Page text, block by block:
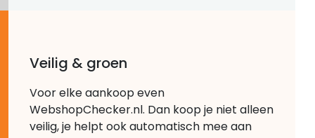
Veilig & groen
Voor elke aankoop even
WebshopChecker.nl. Dan koop je niet alleen
veilig, je helpt ook automatisch mee aan